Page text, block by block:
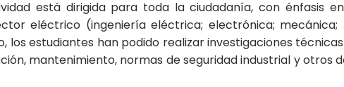
está dirigida para toda la ciudadanía, con énfasis
eléctrico (ingeniería eléctrica; electrónica;
los estudiantes han podido realizar investigaciones
mantenimiento, normas de seguridad industrial y